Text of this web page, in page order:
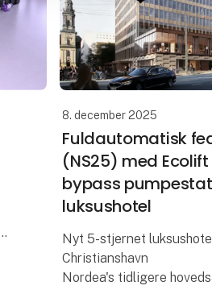
8. december 2025
Fuldautomatisk
(NS25) med Ecolift
bypass
luksushotel
Nyt 5-stjernet
Christianshavn
Nordea's tidligere